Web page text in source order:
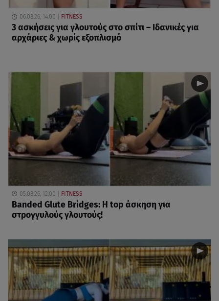
06.08.26, 14:00 FITNESS
3 ασκήσεις για γλουτούς στο σπίτι – Ιδανικές για
αρχάριες & χωρίς εξοπλισμό
05.08.26, 12:00 FITNESS
Banded Glute Bridges: Η top άσκηση για
στρογγυλούς γλουτούς!